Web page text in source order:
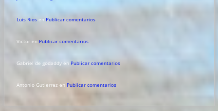
Luis Riosen Publicar comentarios
Victoren Publicar comentarios
Gabriel de godaddyen Publicar comentarios
Antonio Gutierrez en Publicar comentarios